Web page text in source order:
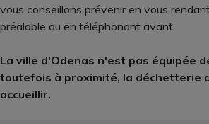
vous conseillons prévenir en vous
préalable ou en téléphonant avant.
La ville d'Odenas n'est pas équipée
toutefois à proximité, la déchetterie
accueillir.